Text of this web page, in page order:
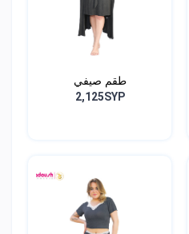
طقم صيفي
2,125SYP